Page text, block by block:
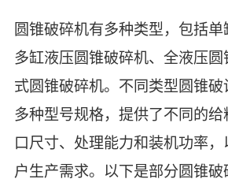
圆锥破碎机有多种类型，包括单
多缸液压圆锥破碎机、全液压
式圆锥破碎机。‌不同类型圆锥破
多种型号规格，提供了不同的
口尺寸、处理能力和装机功率
户生产需求。以下是部分圆锥